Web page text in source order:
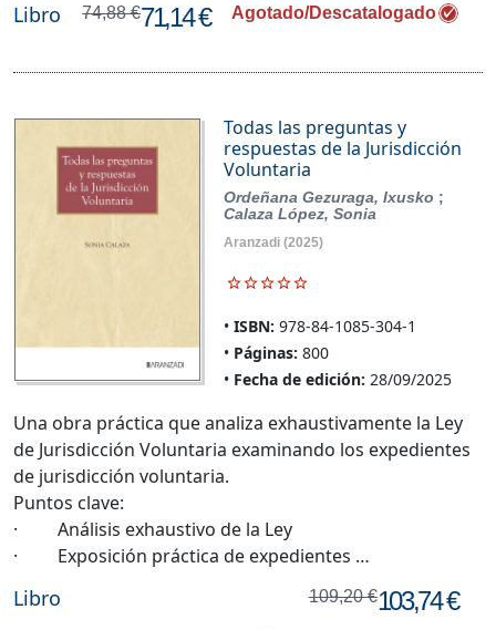
Libro 74,88 €71,14 € Agotado/Descatalogado
Todas las preguntas y
respuestas de la Jurisdicción
Voluntaria
Ordeñana Gezuraga, Ixusko ;
Calaza López, Sonia
Aranzadi(2025)
ISBN: 978-84-1085-304-1
Páginas: 800
Fecha de edición: 28/09/2025
Libro 109,20 €103,74 €
Una obra práctica que analiza exhaustivamente la Ley
de Jurisdicción Voluntaria examinando los expedientes
de jurisdicción voluntaria.
Puntos clave:
· Análisis exhaustivo de la Ley
· Exposición práctica de expedientes …